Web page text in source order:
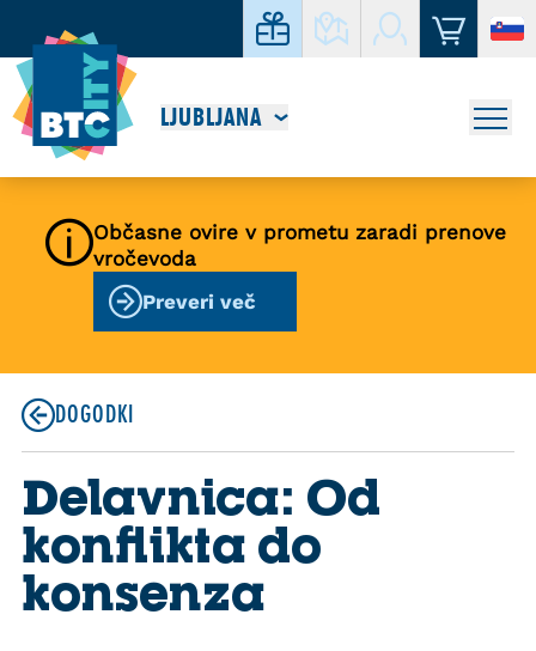
LJUBLJANA
Občasne ovire v prometu zaradi prenove
vročevoda
Preveri več
DOGODKI
Delavnica: Od
konflikta do
konsenza